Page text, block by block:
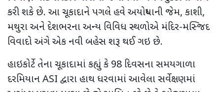
કરી શકે છે. આ ચૂકાદાને પગલે હવે અયોધ્યાની જેમ, કાશી,
મથુરા અને દેશભરના અન્ય વિવિધ સ્થળોએ મંદિર-મસ્જિદ
વિવાદો અંગે એક નવી બહેસ શરૂ થઈ ગઇ છે.
હાઇકોર્ટે તેના ચૂકાદામાંકહ્યું કે 98 દિવસના સમયગાળા
દરમિયાનASI દ્વારા હાથ ધરવામાં આવેલા સર્વેક્ષણમાં